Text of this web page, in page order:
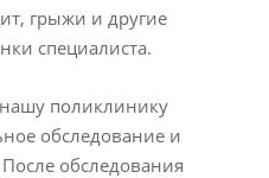
грыжи и другие
специалиста.
поликлинику
обследование и
обследования